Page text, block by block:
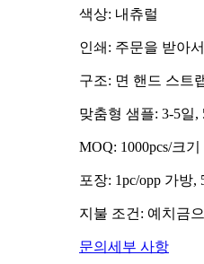
색상: 내츄럴
인쇄: 주문을 받아
구조: 면 핸드 스트
맞춤형 샘플: 3-5일,
MOQ: 1000pcs/크기
포장: 1pc/opp 가방,
지불 조건: 예치금
문의 세부 사항